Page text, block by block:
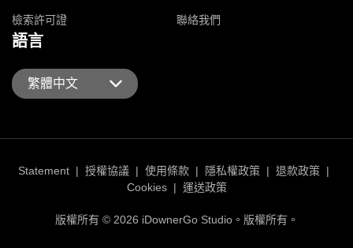
檢索許可證 聯絡我們
語言
繁體中文
Statement | 授權協議 | 使用條款 | 隱私權政策 | 退款政策 |
Cookies | 運送政策
版權所有 © 2026 iDownerGo Studio。版權所有。